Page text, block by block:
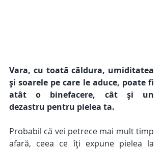
Vara, cu toată căldura, umiditatea
și soarele pe care le aduce, poate fi
atât o binefacere, cât și un
dezastru pentru pielea ta.
Probabil că vei petrece mai mult timp